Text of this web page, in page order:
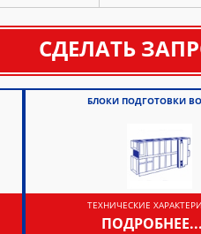
СДЕЛАТЬ
БЛОКИ ПОДГОТОВКИ
ТЕХНИЧЕСКИЕ